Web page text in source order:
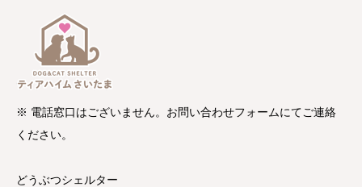
※ 電話窓口はございません。お問い合わせフォームにてご連絡
ください。
どうぶつシェルター